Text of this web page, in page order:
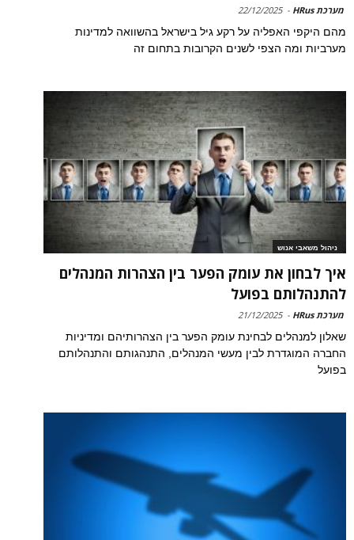
מערכת HRus -
22/12/2025
מהם היקפי האפליה על רקע גיל בישראל בהשוואה למדינות
מערביות ומה הצפי לשנים הקרובות בתחום זה
ניהול משאבי אנוש
איך לבחון את עומק הפער בין הצהרות המנהלים
להתנהלותם בפועל
מערכת HRus -
21/12/2025
שאלון למנהלים לבחינת עומק הפער בין הצהרותיהם ומדיניות
החברה המוגדרת לבין מעשי המנהלים, התנהגותם והתנהלותם
בפועל